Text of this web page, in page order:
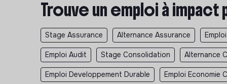
Trouve un emploi à
Stage Assurance Alternance Assurance
Emploi Audit Stage Consolidation Alternance
Emploi Developpement Durable Emploi Economie